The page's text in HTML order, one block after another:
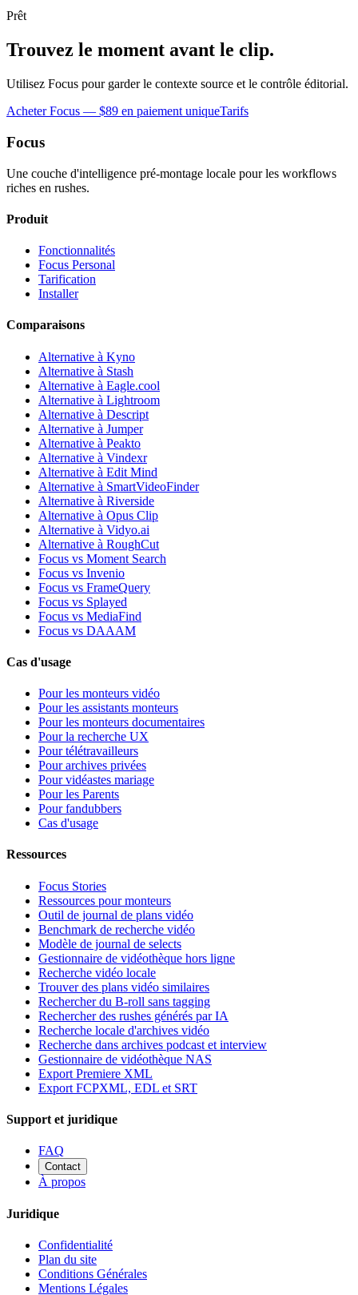
Prêt
Trouvez le moment avant le clip.
Utilisez Focus pour garder le contexte source et le contrôle éditorial.
Acheter Focus — $89 en paiement uniqueTarifs
Focus
Une couche d'intelligence pré-montage locale pour les workflows
riches en rushes.
Produit
Fonctionnalités
Focus Personal
Tarification
Installer
Comparaisons
Alternative à Kyno
Alternative à Stash
Alternative à Eagle.cool
Alternative à Lightroom
Alternative à Descript
Alternative à Jumper
Alternative à Peakto
Alternative à Vindexr
Alternative à Edit Mind
Alternative à SmartVideoFinder
Alternative à Riverside
Alternative à Opus Clip
Alternative à Vidyo.ai
Alternative à RoughCut
Focus vs Moment Search
Focus vs Invenio
Focus vs FrameQuery
Focus vs Splayed
Focus vs MediaFind
Focus vs DAAAM
Cas d'usage
Pour les monteurs vidéo
Pour les assistants monteurs
Pour les monteurs documentaires
Pour la recherche UX
Pour télétravailleurs
Pour archives privées
Pour vidéastes mariage
Pour les Parents
Pour fandubbers
Cas d'usage
Ressources
Focus Stories
Ressources pour monteurs
Outil de journal de plans vidéo
Benchmark de recherche vidéo
Modèle de journal de selects
Gestionnaire de vidéothèque hors ligne
Recherche vidéo locale
Trouver des plans vidéo similaires
Rechercher du B-roll sans tagging
Rechercher des rushes générés par IA
Recherche locale d'archives vidéo
Recherche dans archives podcast et interview
Gestionnaire de vidéothèque NAS
Export Premiere XML
Export FCPXML, EDL et SRT
Support et juridique
FAQ
Contact
À propos
Juridique
Confidentialité
Plan du site
Conditions Générales
Mentions Légales